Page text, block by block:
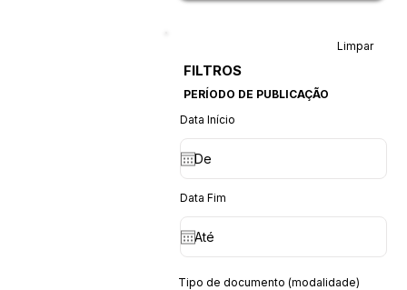
Limpar
FILTROS
PERÍODO DE PUBLICAÇÃO
Data Início
Data Fim
Tipo de documento (modalidade)